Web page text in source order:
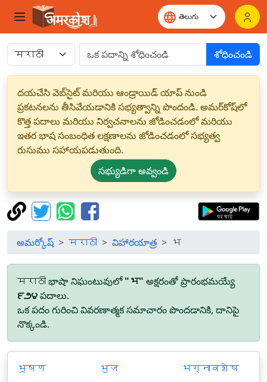
శోధించండి
దయచేసి వెబ్‌సైట్ మరియు ఆండ్రాయిడ్ యాప్ నుండి
ప్రకటనలను తీసివేయడానికి సభ్యత్వాన్ని పొందండి. అమర్‌కోష్‌లో
కొత్త పదాలు మరియు నిర్వచనాలను జోడించడంలో మరియు
ఇతర భాష సంబంధిత లక్షణాలను జోడించడంలో సభ్యత్వ
రుసుము సహాయపడుతుంది.
సభ్యుడిగా అవ్వండి
అమర్కోష్ मराठी విహారయాత్ర भ
मराठी భాషా నిఘంటువులో"भ" అక్షరంతో ప్రారంభమయ్యే
౯౨౪పదాలు.
ఒక పదం గురించి వివరణాత్మక సమాచారం పొందడానికి, దానిపై
నొక్కండి.
भूषण
भुज
भग्नावशेष